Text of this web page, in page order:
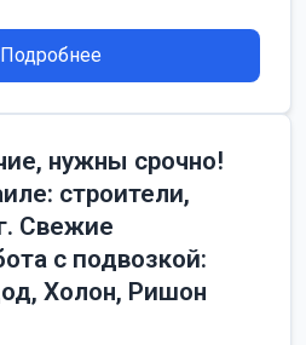
Подробнее
нужны срочно!
строители,
Свежие
с подвозкой:
Холон, Ришон